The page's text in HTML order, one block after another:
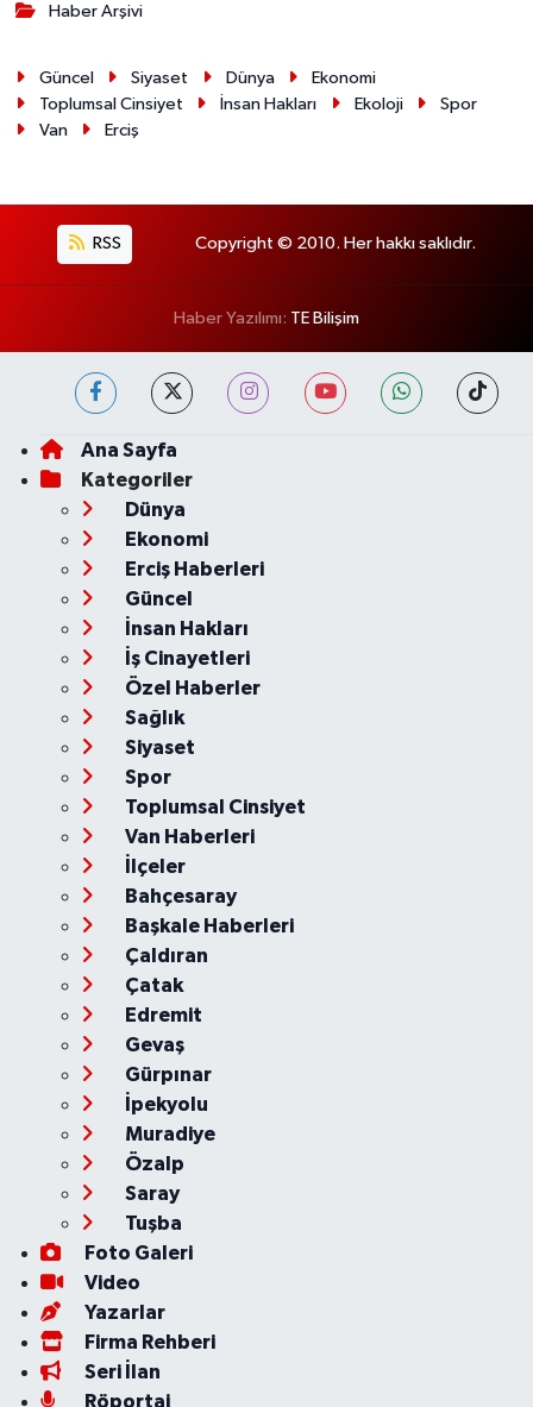
Haber Arşivi
Güncel Siyaset Dünya
Ekonomi
Toplumsal Cinsiyet
İnsan Hakları Ekoloji
Spor
Van
Erciş
RSS Copyright © 2010. Her hakkı saklıdır.
Haber Yazılımı: TE Bilişim
Ana Sayfa
Kategoriler
Dünya
Ekonomi
Erciş Haberleri
Güncel
İnsan Hakları
İş Cinayetleri
Özel Haberler
Sağlık
Siyaset
Spor
Toplumsal Cinsiyet
Van Haberleri
İlçeler
Bahçesaray
Başkale Haberleri
Çaldıran
Çatak
Edremit
Gevaş
Gürpınar
İpekyolu
Muradiye
Özalp
Saray
Tuşba
Foto Galeri
Video
Yazarlar
Firma Rehberi
Seri İlan
Röportaj